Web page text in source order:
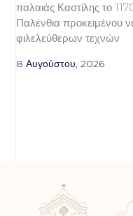
παλαιάς Καστίλης το
Παλένθια προκειμένου
φιλελεύθερων τεχνών
8 Αυγούστου, 2026